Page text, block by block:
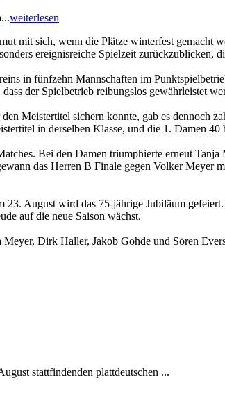
weiterlesen
mit sich, wenn die Plätze winterfest
ereignisreiche Spielzeit zurückzublicken,
in fünfzehn Mannschaften im
der Spielbetrieb reibungslos gewährleistet
Meistertitel sichern konnte, gab es dennoch
in derselben Klasse, und die 1. Damen
Bei den Damen triumphierte erneut
das Herren B Finale gegen Volker
August wird das 75-jährige Jubiläum
auf die neue Saison wächst.
Dirk Haller, Jakob Gohde und Sören
stattfindenden plattdeutschen ...